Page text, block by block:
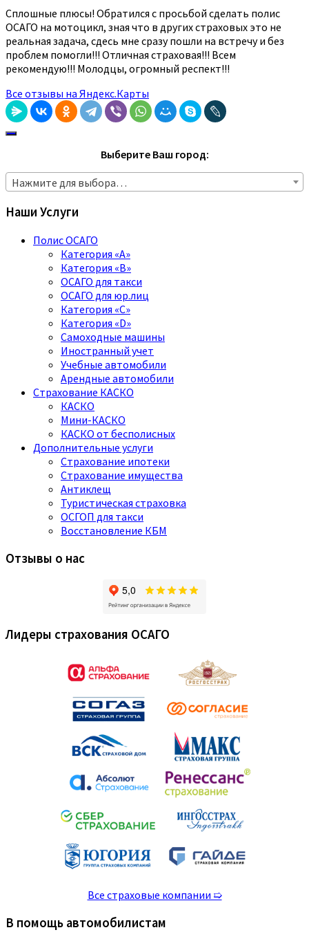
Сплошные плюсы! Обратился с просьбой сделать полис
ОСАГО на мотоцикл, зная что в других страховых это не
реальная задача, сдесь мне сразу пошли на встречу и без
проблем помогли!!! Отличная страховая!!! Всем
рекомендую!!! Молодцы, огромный респект!!!
Все отзывы на Яндекс.Карты
Выберите Ваш город:
Нажмите для выбора…
Наши Услуги
Полис ОСАГО
Категория «A»
Категория «B»
ОСАГО для такси
ОСАГО для юр.лиц
Категория «C»
Категория «D»
Самоходные машины
Иностранный учет
Учебные автомобили
Арендные автомобили
Страхование КАСКО
КАСКО
Мини-КАСКО
КАСКО от бесполисных
Дополнительные услуги
Страхование ипотеки
Страхование имущества
Антиклещ
Туристическая страховка
ОСГОП для такси
Восстановление КБМ
Отзывы о нас
Лидеры страхования ОСАГО
Все страховые компании ➯
В помощь автомобилистам